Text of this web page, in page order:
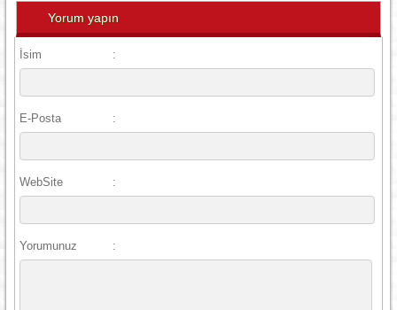
Yorum yapın
İsim :
E-Posta :
WebSite :
Yorumunuz :